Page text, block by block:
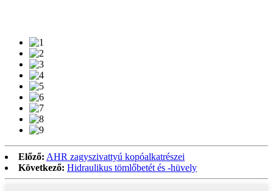
Előző: AHR zagyszivattyú kopóalkatrészei
Következő: Hidraulikus tömlőbetét és -hüvely